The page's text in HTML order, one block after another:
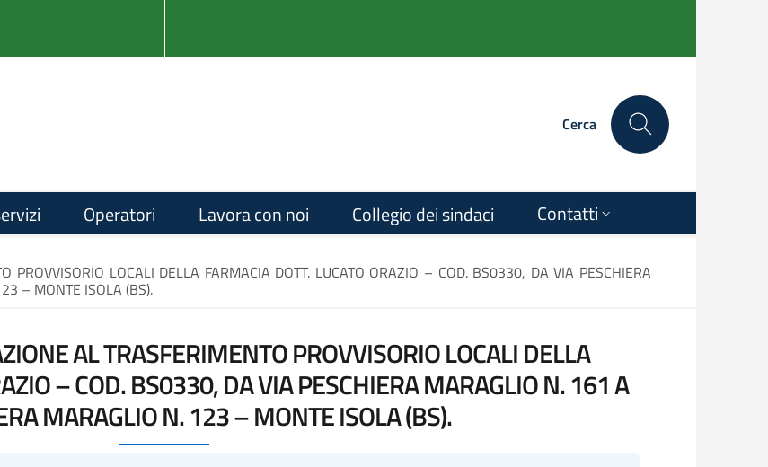
Cerca
Operatori Lavora con noi Collegio dei sindaci Contatti
PROVVISORIO LOCALI DELLA FARMACIA DOTT. LUCATO ORAZIO – COD. BS0330, DA VIA PESCHIERA
– MONTE ISOLA (BS).
AL TRASFERIMENTO PROVVISORIO LOCALI DELLA
– COD. BS0330, DA VIA PESCHIERA MARAGLIO N. 161 A
MARAGLIO N. 123 – MONTE ISOLA (BS).